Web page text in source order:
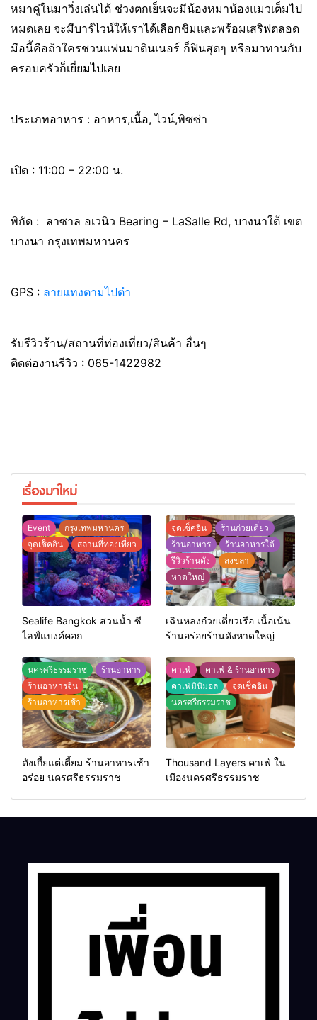
หมาคู่ในมาวิ่งเล่นได้ ช่วงตกเย็นจะมีน้องหมาน้องแมวเต็มไป
หมดเลย จะมีบาร์ไวน์ให้เราได้เลือกชิมและพร้อมเสริฟตลอด
มือนี้คือถ้าใครชวนแฟนมาดินเนอร์ ก็ฟินสุดๆ หรือมาทานกับ
ครอบครัวก็เยี่ยมไปเลย
ประเภทอาหาร : อาหาร,เนื้อ, ไวน์,พิซซ่า
เปิด : 11:00 – 22:00 น.
พิกัด : ลาซาล อเวนิว Bearing – LaSalle Rd, บางนาใต้ เขต
บางนา กรุงเทพมหานคร
GPS : ลายแทงตามไปตำ
รับรีวิวร้าน/สถานที่ท่องเที่ยว/สินค้า อื่นๆ
ติดต่องานรีวิว : 065-1422982
เรื่องมาใหม่
Event
กรุงเทพมหานคร
จุดเช็คอิน
สถานที่ท่องเที่ยว
Sealife Bangkok สวนน้ำ ซี
ไลฟ์แบงค์คอก
จุดเช็คอิน
ร้านก๋วยเตี๋ยว
ร้านอาหาร
ร้านอาหารใต้
รีวิวร้านดัง
สงขลา
หาดใหญ่
เฉินหลงก๋วยเตี๋ยวเรือ เนื้อเน้น
ร้านอร่อยร้านดังหาดใหญ่
นครศรีธรรมราช
ร้านอาหาร
ร้านอาหารจีน
ร้านอาหารเช้า
ตังเกี้ยแต่เตี้ยม ร้านอาหารเช้า
อร่อย นครศรีธรรมราช
คาเฟ่
คาเฟ่ & ร้านอาหาร
คาเฟ่มินิมอล
จุดเช็คอิน
นครศรีธรรมราช
Thousand Layers คาเฟ่ ใน
เมืองนครศรีธรรมราช